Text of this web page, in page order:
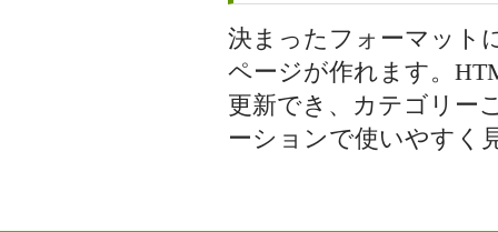
決まったフォーマット
ページが作れます。
更新でき、カテゴリー
ーションで使いやすく